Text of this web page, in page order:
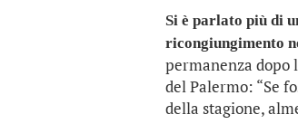
Si è parlato più di
ricongiungimento
permanenza dopo
del Palermo: “Se
della stagione,